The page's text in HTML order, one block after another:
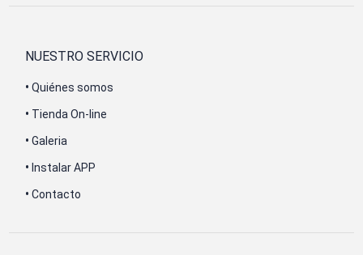
NUESTRO SERVICIO
• Quiénes somos
• Tienda On-line
• Galeria
• Instalar APP
• Contacto